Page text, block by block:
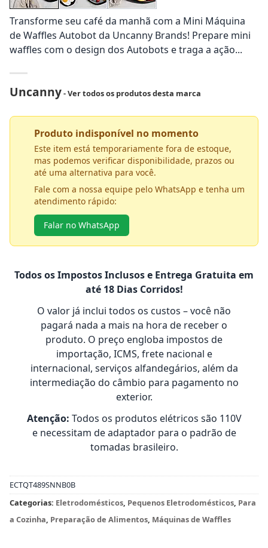
Transforme seu café da manhã com a Mini Máquina
de Waffles Autobot da Uncanny Brands! Prepare mini
waffles com o design dos Autobots e traga a ação...
Uncanny- Ver todos os produtos desta marca
Produto indisponível no momento
Este item está temporariamente fora de estoque,
mas podemos verificar disponibilidade, prazos ou
até uma alternativa para você.
Fale com a nossa equipe pelo WhatsApp e tenha um
atendimento rápido:
Falar no WhatsApp
Todos os Impostos Inclusos e Entrega Gratuita em
até 18 Dias Corridos!
O valor já inclui todos os custos – você não
pagará nada a mais na hora de receber o
produto. O preço engloba impostos de
importação, ICMS, frete nacional e
internacional, serviços alfandegários, além da
intermediação do câmbio para pagamento no
exterior.
Atenção: Todos os produtos elétricos são 110V
e necessitam de adaptador para o padrão de
tomadas brasileiro.
ECTQT489SNNB0B
Categorias: Eletrodomésticos, Pequenos Eletrodomésticos, Para
a Cozinha, Preparação de Alimentos, Máquinas de Waffles